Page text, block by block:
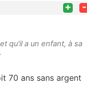
+ -
qu'il a un enfant, à sa
70 ans sans argent